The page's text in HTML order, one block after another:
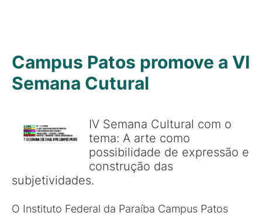
Campus Patos promove a VI
Semana Cutural
IV Semana Cultural com o
tema: A arte como
possibilidade de expressão e
construção das
subjetividades.
O Instituto Federal da Paraíba Campus Patos